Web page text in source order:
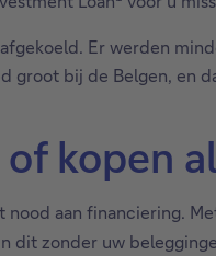
Er werden
groot bij de Belgen, en
kopen
aan financiering.
dit zonder uw